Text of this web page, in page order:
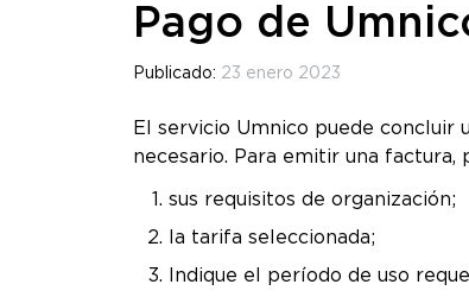
Pago de
Publicado: 23 enero 2023
El servicio Umnico puede concluir
necesario. Para emitir una factura,
sus requisitos de organización;
la tarifa seleccionada;
Indique el período de uso